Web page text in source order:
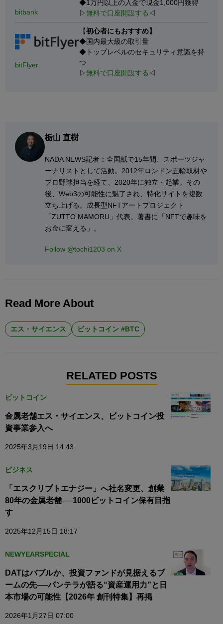
bitbank
◆1万円以上の入金で現金1,000円獲得
▷無料で口座開設する ◁
bitFlyer
【初心者にもおすすめ】
◆国内最大級の取引量
◆トップレベルのセキュリティ意識を持
つ
▷無料で口座開設する ◁
栃山 直樹
NADA NEWS記者：全国紙で15年間、スポーツジャ
ーナリストとして活動。2012年ロンドン五輪取材や
プロ野球担当を経て、2020年に独立・起業。その
後、Web3の可能性に魅了され、特化サイトを複数
立ち上げる。成長型NFTアートプロジェクト
「ZUTTO MAMORU」代表。著書に「NFTで趣味を
お金に変える」。
Follow @tochi1203 on X
Read More About
エス・サイエンス ビットコイン #BTC
RELATED POSTS
ビットコイン
金属老舗エス・サイエンス、ビットコイン投
資事業参入へ
2025年3月19日 14:43
ビジネス
「エスクリプトエナジー」へ社名変更、創業
80年の金属老舗──1000ビットコイン保有目指
す
2025年12月15日 18:17
NEWYEARSPECIAL
DATはバブルか、投資ファンドが見据えるブ
ームの先──パンテラが語る“資産運用力”と日
本市場の可能性【2026年 創刊特集】再掲
2026年1月27日 07:00